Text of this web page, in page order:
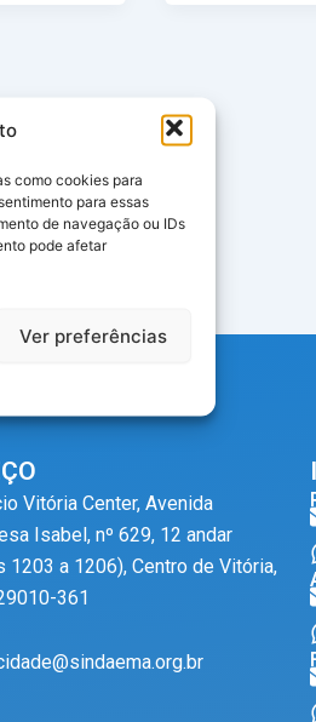
como cookies para
para essas
de navegação ou IDs
pode afetar
Ver preferências
Vitória Center, Avenida
Isabel, nº 629, 12 andar
1203 a 1206), Centro de Vitória,
361